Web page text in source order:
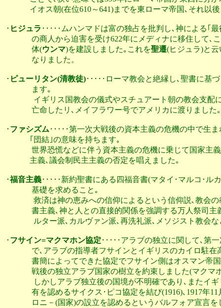
イオス朝(在位610～641)までを東ローマ帝国､それ
･ ヒジュラ ･････ムハンマドは富の独占を批判し､神による｢
の商人から迫害を受け622年にメディナに移住して
              体(
ウンマ)を建設しました｡これを聖遷(ヒジュラ)と
              なりました。
･ ピューリタン(清教徒)･････ローマ教会と絶縁し､聖書に基
              ます｡
イギリス国教会の儀式やスチュアート朝の教会
              亡命したリ､メイフラワー号でアメリカに渡りました｡
･ ファシズム ･････第一次大戦後の資本主義の危機の中で生
             ｢団結｣の意味を持ちます｡
世界恐慌などに伴う資本主義の危機に乗じて国家
             主義､議会制民主主義の否定を唱えました｡
･福音主義･････新約聖書にある四福音書(マタイ･マルコ･ル
              基礎を求めること｡
救済は神の恵みへの信仰によるという信仰説､教
書主義､神と人との直接的関係を強調する万人祭司
ルター派､カルヴァン派､再洗礼派､メソジスト教
･ フサイン=マクマホン協定 ･････アラブの独立に関して､第
で､アラブの指導者フサインとイギリスのカイロ
書簡によってできた協定でフサイン側はオスマン
戦後の独立アラブ国家の樹立を約束しました(マクマ
しかしアラブ独立後の国境が不明確であり､また
有を認めるサイクス･ピコ協定を結び(1916)､1917
ロニ－(国家)の設立を認めるというバルフォア宣